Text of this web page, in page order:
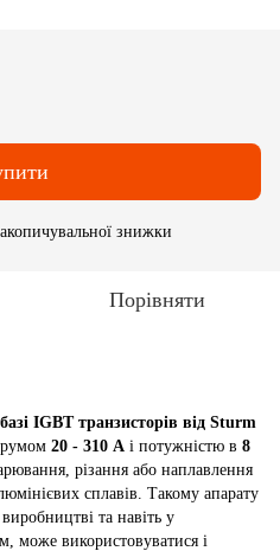
знижки
Порівняти
IGBT транзисторів від Sturm
20 - 310 А і потужністю в 8
різання або наплавлення
сплавів. Такому апарату
та навіть у
може використовуватися і